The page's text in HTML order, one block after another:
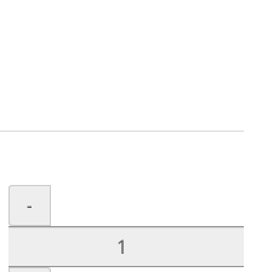
Menge
-